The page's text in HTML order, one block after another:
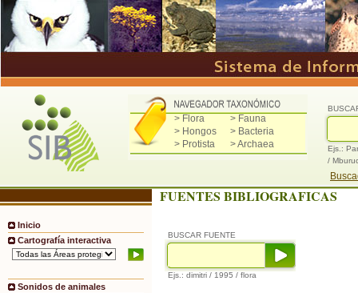
> Flora
> Fauna
> Hongos
> Bacteria
> Protista
> Archaea
Ejs.:
/
Inicio
Cartografía interactiva
Sonidos de animales
FUENTES BIBLIOGRAFICAS
BUSCAR FUENTE
Ejs.: dimitri / 1995 / flora